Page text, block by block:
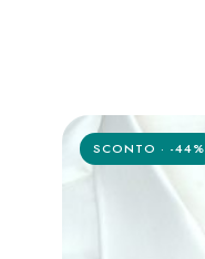
SCONTO · -44%